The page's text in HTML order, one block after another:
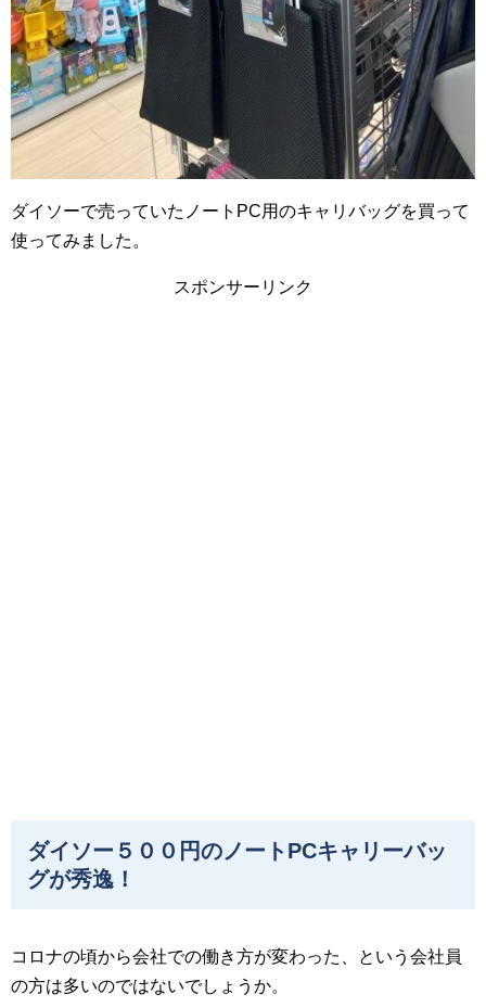
ダイソーで売っていたノートPC用のキャリバッグを買って
使ってみました。
スポンサーリンク
ダイソー５００円のノートPCキャリーバッ
グが秀逸！
コロナの頃から会社での働き方が変わった、という会社員
の方は多いのではないでしょうか。